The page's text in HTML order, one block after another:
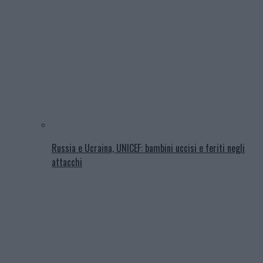
Russia e Ucraina, UNICEF: bambini uccisi e feriti negli
attacchi